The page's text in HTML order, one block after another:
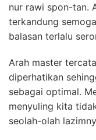
nur rawi spon-tan.
terkandung
balasan terlalu
Arah master
diperhatikan
sebagai optimal.
menyuling kita
seolah-olah